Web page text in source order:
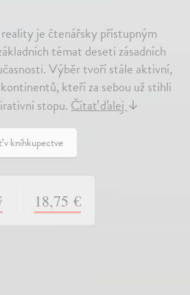
reality je čtenářsky přístupným
témat deseti zásadních
Výběr tvoří stále aktivní,
kteří za sebou už stihli
stopu.Čítať ďalej↓
v kníhkupectve
18,75 €